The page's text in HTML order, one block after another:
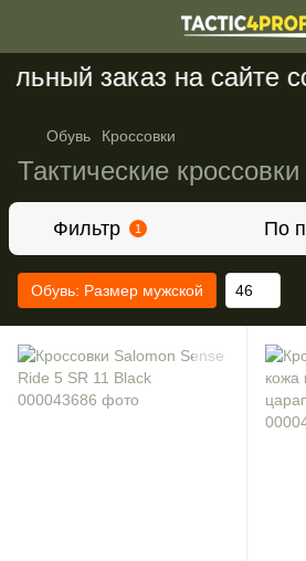
заказ на сайте
Обувь Кроссовки
Тактические
Фильтр 1 По
Обувь: Размер мужской 46